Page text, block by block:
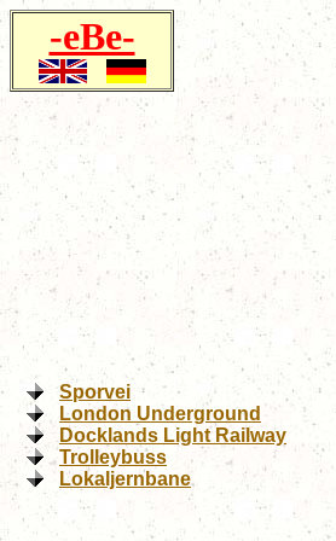
-eBe-
Sporvei
London Underground
Docklands Light Railway
Trolleybuss
Lokaljernbane